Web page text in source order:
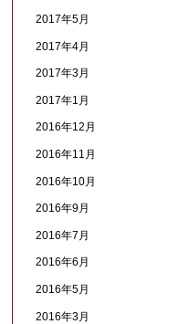
2017年5月
2017年4月
2017年3月
2017年1月
2016年12月
2016年11月
2016年10月
2016年9月
2016年7月
2016年6月
2016年5月
2016年3月